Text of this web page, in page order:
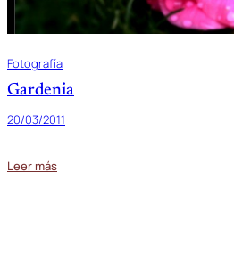
Fotografía
Gardenia
20/03/2011
Leer más